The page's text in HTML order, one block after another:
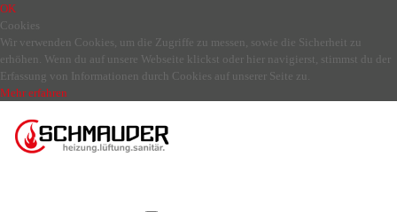
OK
Cookies
Wir verwenden Cookies, um die Zugriffe zu messen, sowie die Sicherheit zu
erhöhen. Wenn du auf unsere Webseite klickst oder hier navigierst, stimmst du der
Erfassung von Informationen durch Cookies auf unserer Seite zu.
Mehr erfahren